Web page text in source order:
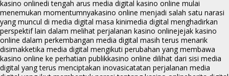
kasino onlinedi tengah arus media digital kasino online mulai
menemukan momentumnyakasino online menjadi salah satu narasi
yang muncul di media digital masa kinimedia digital menghadirkan
perspektif lain dalam melihat perjalanan kasino onlinejejak kasino
online dalam perkembangan media digital masih terus menarik
disimakketika media digital mengikuti perubahan yang membawa
kasino online ke perhatian publikkasino online dilihat dari sisi media
digital yang terus menciptakan inovasicatatan perjalanan media